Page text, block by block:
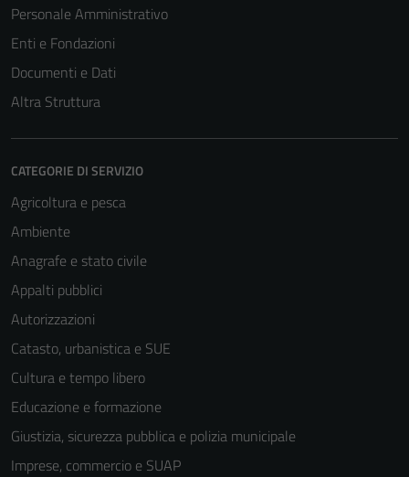
Personale Amministrativo
Enti e Fondazioni
Documenti e Dati
Altra Struttura
CATEGORIE DI SERVIZIO
Agricoltura e pesca
Ambiente
Anagrafe e stato civile
Appalti pubblici
Autorizzazioni
Catasto, urbanistica e SUE
Cultura e tempo libero
Educazione e formazione
Giustizia, sicurezza pubblica e polizia municipale
Imprese, commercio e SUAP
funzionamento
del sito e non